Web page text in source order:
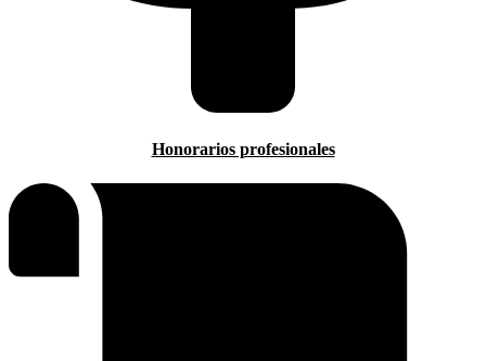
Honorarios profesionales